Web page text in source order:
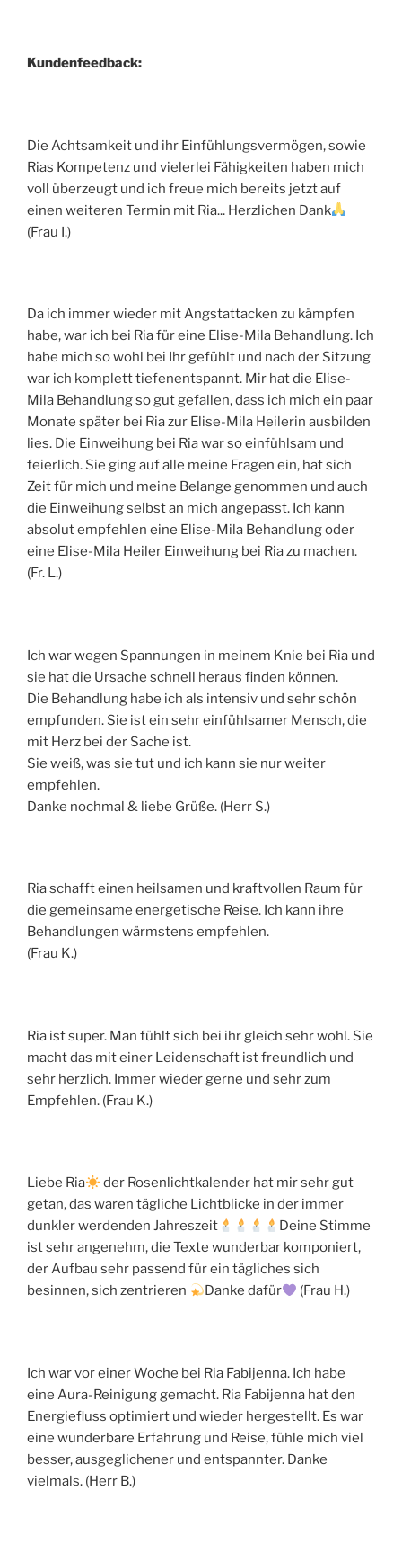
Kundenfeedback:
Die Achtsamkeit und ihr Einfühlungsvermögen, sowie
Rias Kompetenz und vielerlei Fähigkeiten haben mich
voll überzeugt und ich freue mich bereits jetzt auf
einen weiteren Termin mit Ria... Herzlichen Dank
(Frau I.)
Da ich immer wieder mit Angstattacken zu kämpfen
habe, war ich bei Ria für eine Elise-Mila Behandlung. Ich
habe mich so wohl bei Ihr gefühlt und nach der Sitzung
war ich komplett tiefenentspannt. Mir hat die Elise-
Mila Behandlung so gut gefallen, dass ich mich ein paar
Monate später bei Ria zur Elise-Mila Heilerin ausbilden
lies. Die Einweihung bei Ria war so einfühlsam und
feierlich. Sie ging auf alle meine Fragen ein, hat sich
Zeit für mich und meine Belange genommen und auch
die Einweihung selbst an mich angepasst. Ich kann
absolut empfehlen eine Elise-Mila Behandlung oder
eine Elise-Mila Heiler Einweihung bei Ria zu machen.
(Fr. L.)
Ich war wegen Spannungen in meinem Knie bei Ria und
sie hat die Ursache schnell heraus finden können.
Die Behandlung habe ich als intensiv und sehr schön
empfunden. Sie ist ein sehr einfühlsamer Mensch, die
mit Herz bei der Sache ist.
Sie weiß, was sie tut und ich kann sie nur weiter
empfehlen.
Danke nochmal & liebe Grüße. (Herr S.)
Ria schafft einen heilsamen und kraftvollen Raum für
die gemeinsame energetische Reise. Ich kann ihre
Behandlungen wärmstens empfehlen.
(Frau K.)
Ria ist super. Man fühlt sich bei ihr gleich sehr wohl. Sie
macht das mit einer Leidenschaft ist freundlich und
sehr herzlich. Immer wieder gerne und sehr zum
Empfehlen. (Frau K.)
Liebe Ria
der Rosenlichtkalender hat mir sehr gut
getan, das waren tägliche Lichtblicke in der immer
dunkler werdenden Jahreszeit
Deine Stimme
ist sehr angenehm, die Texte wunderbar komponiert,
der Aufbau sehr passend für ein tägliches sich
besinnen, sich zentrieren
Danke dafür (Frau H.)
Ich war vor einer Woche bei Ria Fabijenna. Ich habe
eine Aura-Reinigung gemacht. Ria Fabijenna hat den
Energiefluss optimiert und wieder hergestellt. Es war
eine wunderbare Erfahrung und Reise, fühle mich viel
besser, ausgeglichener und entspannter. Danke
vielmals. (Herr B.)